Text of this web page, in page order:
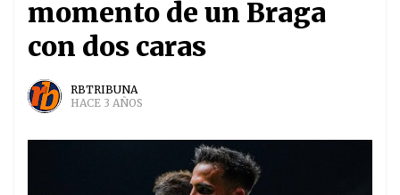
momento de un Braga
con dos caras
RBTRIBUNA
HACE 3 AÑOS